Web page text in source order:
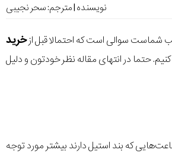
نویسنده | مترجم:سحر نجیبی
شماست سوالی است که احتمالا قبل ازخرید
حتما در انتهای مقاله نظر خودتون و دلیل
که بند استیل دارند بیشتر مورد توجه